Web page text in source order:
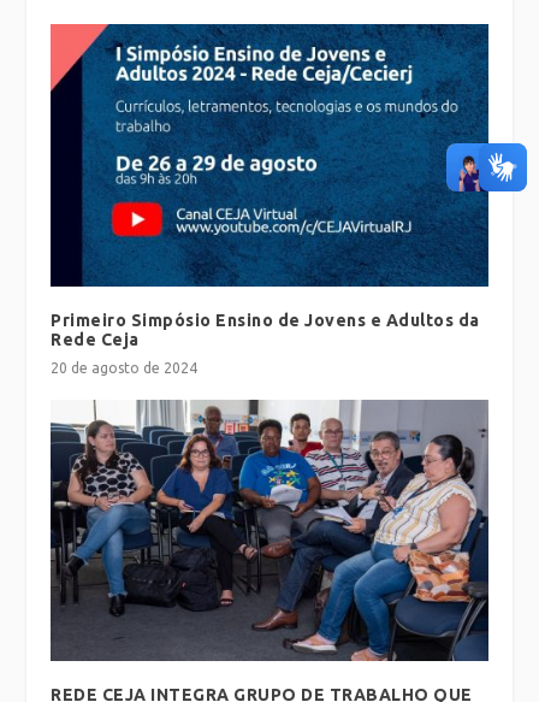
Primeiro Simpósio Ensino de Jovens e Adultos da
Rede Ceja
20 de agosto de 2024
REDE CEJA INTEGRA GRUPO DE TRABALHO QUE